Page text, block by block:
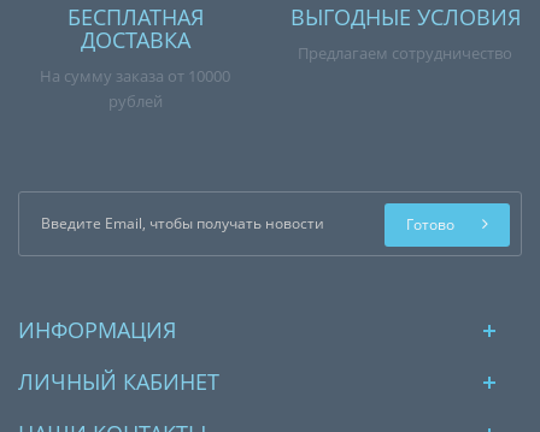
БЕСПЛАТНАЯ
ДОСТАВКА
На сумму заказа от 10000
рублей
ВЫГОДНЫЕ УСЛОВИЯ
Предлагаем сотрудничество
Готово
ИНФОРМАЦИЯ
ЛИЧНЫЙ КАБИНЕТ